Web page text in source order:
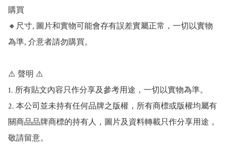
購買
🔸尺寸, 圖片和實物可能會存有誤差實屬正常，一切以實物
為準, 介意者請勿購買。
⚠️ 聲明 ⚠️
1. 所有貼文內容只作分享及參考用途，一切以實物為準。
2. 本公司並未持有任何品牌之版權，所有商標或版權均屬有
關商品品牌商標的持有人，圖片及資料轉載只作分享用途，
敬請留意。